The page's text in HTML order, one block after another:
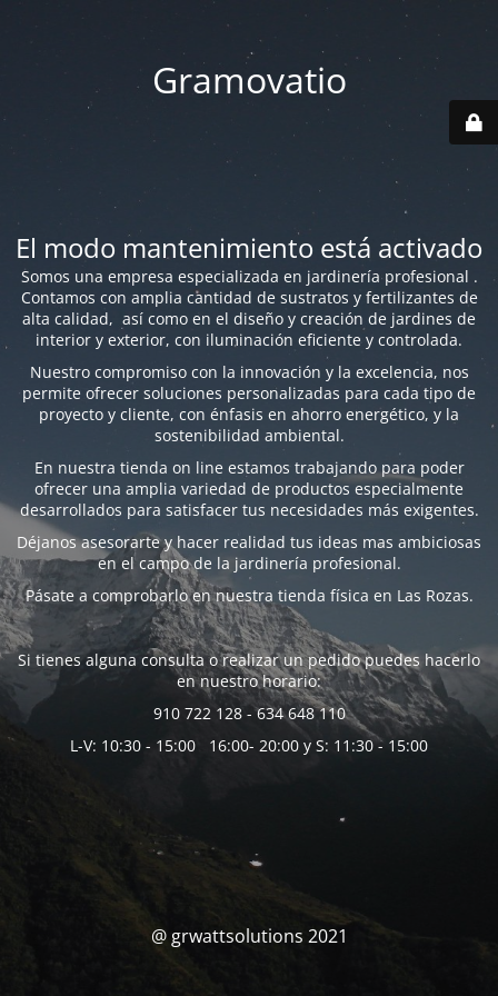
Gramovatio
El modo mantenimiento está activado
Somos una empresa especializada en jardinería profesional .
Contamos con amplia cantidad de sustratos y fertilizantes de
alta calidad, así como en el diseño y creación de jardines de
interior y exterior, con iluminación eficiente y controlada.
Nuestro compromiso con la innovación y la excelencia, nos
permite ofrecer soluciones personalizadas para cada tipo de
proyecto y cliente, con énfasis en ahorro energético, y la
sostenibilidad ambiental.
En nuestra tienda on line estamos trabajando para poder
ofrecer una amplia variedad de productos especialmente
desarrollados para satisfacer tus necesidades más exigentes.
Déjanos asesorarte y hacer realidad tus ideas mas ambiciosas
en el campo de la jardinería profesional.
Pásate a comprobarlo en nuestra tienda física en Las Rozas.
Si tienes alguna consulta o realizar un pedido puedes hacerlo
en nuestro horario:
910 722 128 - 634 648 110
L-V: 10:30 - 15:00 16:00- 20:00 y S: 11:30 - 15:00
@ grwattsolutions 2021